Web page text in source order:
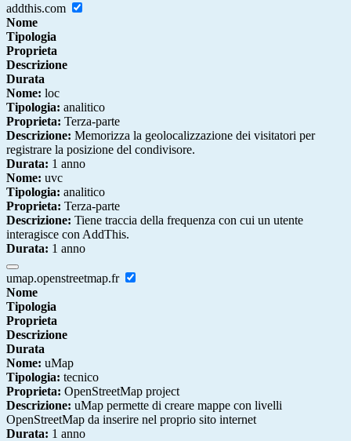
addthis.com
Nome
Tipologia
Proprieta
Descrizione
Durata
Nome: loc
Tipologia: analitico
Proprieta: Terza-parte
Descrizione: Memorizza la geolocalizzazione dei visitatori per
registrare la posizione del condivisore.
Durata: 1 anno
Nome: uvc
Tipologia: analitico
Proprieta: Terza-parte
Descrizione: Tiene traccia della frequenza con cui un utente
interagisce con AddThis.
Durata: 1 anno
umap.openstreetmap.fr
Nome
Tipologia
Proprieta
Descrizione
Durata
Nome: uMap
Tipologia: tecnico
Proprieta: OpenStreetMap project
Descrizione: uMap permette di creare mappe con livelli
OpenStreetMap da inserire nel proprio sito internet
Durata: 1 anno